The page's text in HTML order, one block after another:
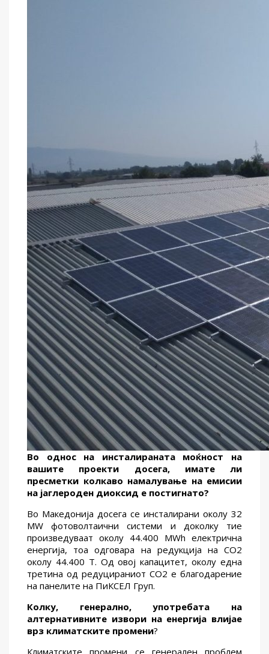
Во однос на инсталираната моќност на
вашите проекти досега, имате ли
пресметки колкаво намалување на емисии
на јаглероден диоксид е постигнато?
Во Македонија досега се инсталирани околу 32
MW фотоволтаични системи и доколку тие
произведуваат околу 44.400 MWh електрична
енергија, тоа одговара на редукција на CO2
околу 44.400 Т. Од овој капацитет, околу една
третина од редуцираниот CO2 е благодарение
на панелите на ПиКСЕЛ Груп.
Колку, генерално,употребата на
алтернативните извори на енергија влијае
врз климатските промени?